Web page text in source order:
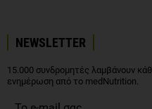
NEWSLETTER
15.000 συνδρομητές λαμβάνουν
ενημέρωση από το medNutrition.